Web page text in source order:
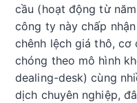
cầu (hoạt động từ
công ty này chấp
chênh lệch giá thô, cơ
chóng theo mô hình
dealing-desk) cùng
dịch chuyên nghiệp,